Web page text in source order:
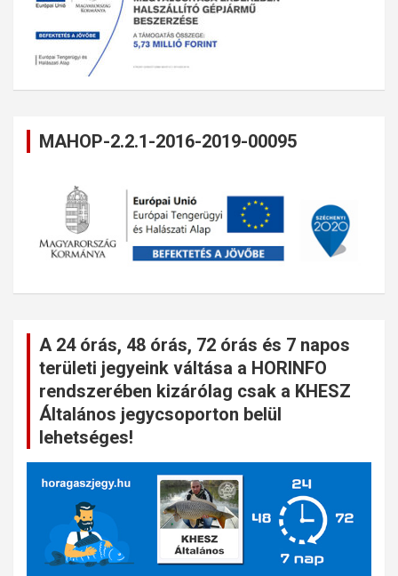
MAHOP-2.2.1-2016-2019-00095
A 24 órás, 48 órás, 72 órás és 7 napos
területi jegyeink váltása a HORINFO
rendszerében kizárólag csak a KHESZ
Általános jegycsoporton belül
lehetséges!